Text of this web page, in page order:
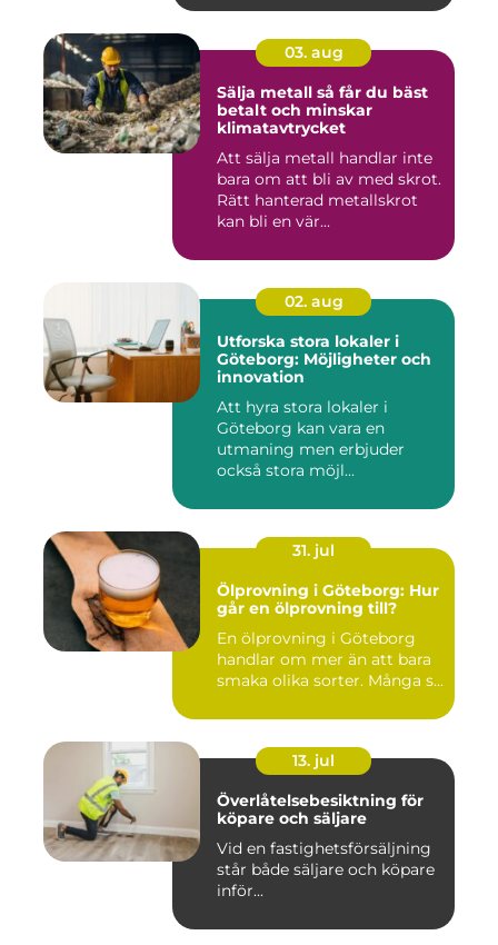
03. aug
Sälja metall så får du bäst
betalt och minskar
klimatavtrycket
Att sälja metall handlar inte
bara om att bli av med skrot.
Rätt hanterad metallskrot
kan bli en vär...
02. aug
Utforska stora lokaler i
Göteborg: Möjligheter och
innovation
Att hyra stora lokaler i
Göteborg kan vara en
utmaning men erbjuder
också stora möjl...
31. jul
Ölprovning i Göteborg: Hur
går en ölprovning till?
En ölprovning i Göteborg
handlar om mer än att bara
smaka olika sorter. Många s...
13. jul
Överlåtelsebesiktning för
köpare och säljare
Vid en fastighetsförsäljning
står både säljare och köpare
inför...